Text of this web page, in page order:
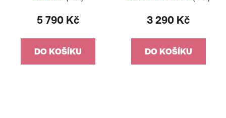
5 790 Kč
DO KOŠÍKU
3 290 Kč
DO KOŠÍKU